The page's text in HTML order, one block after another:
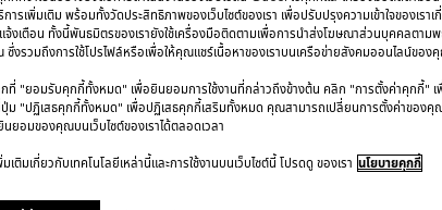
ารเพิ่มเติม พร้อมทั้งวัดประสิทธิภาพของเว็บไซต์ของเรา เพื่อปรับปรุงความเข้าใจของเร
จ้งเตือน ทั้งนี้พันธมิตรของเรายังใช้เครื่องมือติดตามเพื่อการนำส่งโฆษณาส่วนบุคคลตาม
ซึ่งรวมถึงการใช้โปรไฟล์หรือเพื่อให้คุณแชร์เนื้อหาของเราบนเครือข่ายสังคมออนไลน์ของ
ที่ "ยอมรับคุกกี้ทั้งหมด" เพื่อยินยอมการใช้งานที่กล่าวถึงข้างต้น คลิก "การตั้งค่าคุกกี้" เ
"ปฏิเสธคุกกี้ทั้งหมด" เพื่อปฏิเสธคุกกี้เสริมทั้งหมด คุณสามารถเปลี่ยนการตั้งค่าของคุณ
ยอมของคุณบนเว็บไซต์ของเราได้ตลอดเวลา
เติมเกี่ยวกับเทคโนโลยีเหล่านี้และการใช้งานบนเว็บไซต์นี้ โปรดดู ของเรา นโยบายคุกกี้